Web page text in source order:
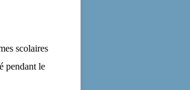
scolaires
pendant le